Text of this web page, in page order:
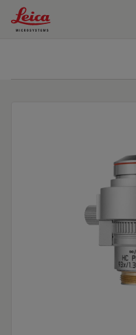
Leica Microsystems Logo